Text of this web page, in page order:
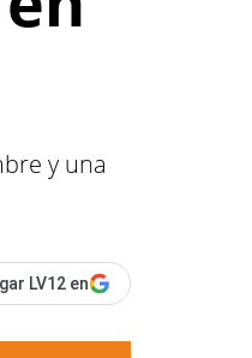
y una
LV12 en